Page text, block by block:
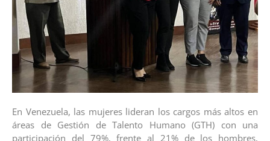
En Venezuela, las mujeres lideran los cargos más altos en
áreas de Gestión de Talento Humano (GTH) con una
participación del 79%, frente al 21% de los hombres,